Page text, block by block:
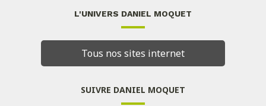
L'UNIVERS DANIEL MOQUET
Tous nos sites internet
SUIVRE DANIEL MOQUET